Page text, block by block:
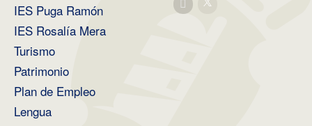
IES Puga Ramón
IES Rosalía Mera
Turismo
Patrimonio
Plan de Empleo
Lengua